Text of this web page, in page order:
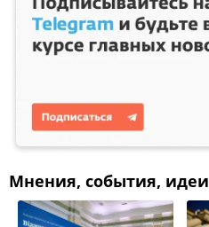
Мнения, события, идеи